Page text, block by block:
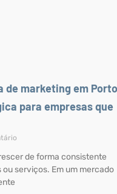
de marketing em Porto
para empresas que
de forma consistente
serviços. Em um mercado